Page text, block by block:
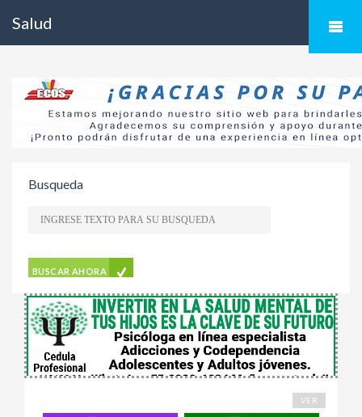
Salud
Busqueda
BUSCAR AHORA
VER